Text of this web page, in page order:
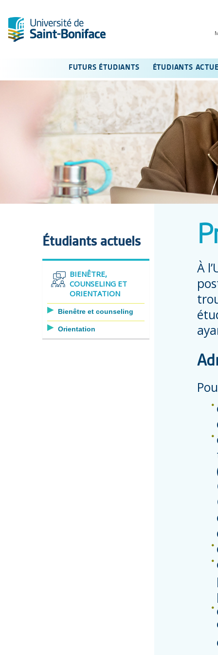
FUTURS ÉTUDIANTS ÉTUDIANTS
À
Étudiants actuels
BIENÊTRE,
COUNSELING ET
ORIENTATION
Bienêtre et counseling
Orientation